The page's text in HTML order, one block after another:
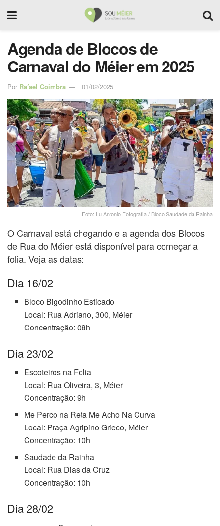
Agenda de Blocos de
Carnaval do Méier em 2025
Por Rafael Coimbra 01/02/2025
Foto: Lu Antonio Fotografia / Bloco Saudade da Rainha
O Carnaval está chegando e a agenda dos Blocos
de Rua do Méier está disponível para começar a
folia. Veja as datas:
Dia 16/02
Bloco Bigodinho Esticado
Local: Rua Adriano, 300, Méier
Concentração: 08h
Dia 23/02
Escoteiros na Folia
Local: Rua Oliveira, 3, Méier
Concentração: 9h
Me Perco na Reta Me Acho Na Curva
Local: Praça Agripino Grieco, Méier
Concentração: 10h
Saudade da Rainha
Local: Rua Dias da Cruz
Concentração: 10h
Dia 28/02